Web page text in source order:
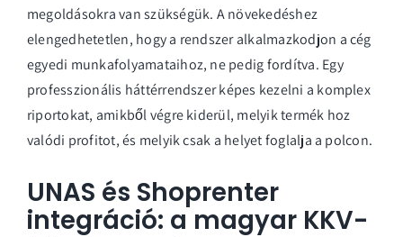
megoldásokra van szükségük. A növekedéshez
elengedhetetlen, hogy a rendszer alkalmazkodjon a cég
egyedi munkafolyamataihoz, ne pedig fordítva. Egy
professzionális háttérrendszer képes kezelni a komplex
riportokat, amikből végre kiderül, melyik termék hoz
valódi profitot, és melyik csak a helyet foglalja a polcon.
UNAS és Shoprenter
integráció: a magyar KKV-